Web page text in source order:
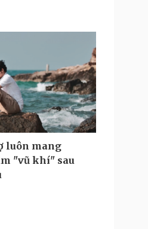
luôn mang
"vũ khí" sau